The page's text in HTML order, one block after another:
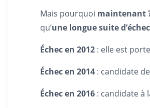
Mais pourquoi maintenant
qu’une longue suite
Échec en 2012 : elle est
Échec en 2014 : candidate
Échec en 2016 : candidate à